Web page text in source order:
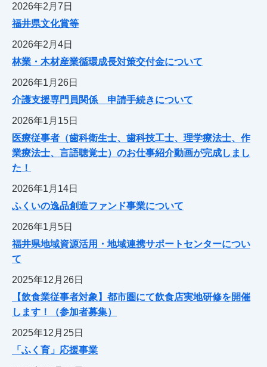
2026年2月7日
福井県文化賞等
2026年2月4日
林業・木材産業循環成長対策交付金について
2026年1月26日
介護支援専門員関係 申請手続きについて
2026年1月15日
医療従事者（歯科衛生士、歯科技工士、理学療法士、作
業療法士、言語聴覚士）のお仕事紹介動画が完成しまし
た！
2026年1月14日
ふくいの逸品創造ファンド事業について
2026年1月5日
福井県地域資源活用・地域連携サポートセンターについ
て
2025年12月26日
【飲食業従事者対象】都市圏にて飲食店実地研修を開催
します！（参加者募集）
2025年12月25日
「ふく育」応援事業